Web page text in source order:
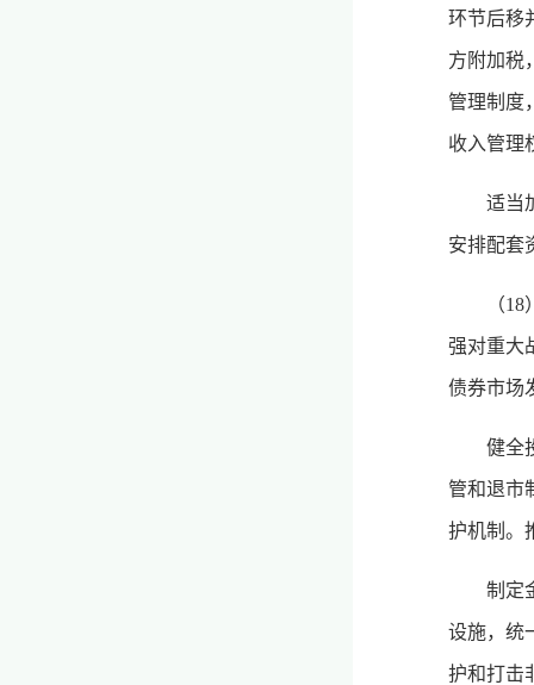
环节后移
方附加税
管理制度
收入管理
适当
安排配套
（
强对重大
债券市场
健全
管和退市
护机制。
制定
设施，统
护和打击